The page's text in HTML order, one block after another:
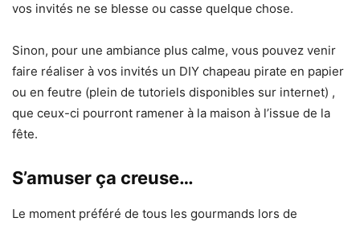
vos invités ne se blesse ou casse quelque chose.
Sinon, pour une ambiance plus calme, vous pouvez venir
faire réaliser à vos invités un DIY chapeau pirate en papier
ou en feutre (plein de tutoriels disponibles sur internet) ,
que ceux-ci pourront ramener à la maison à l’issue de la
fête.
S’amuser ça creuse…
Le moment préféré de tous les gourmands lors de